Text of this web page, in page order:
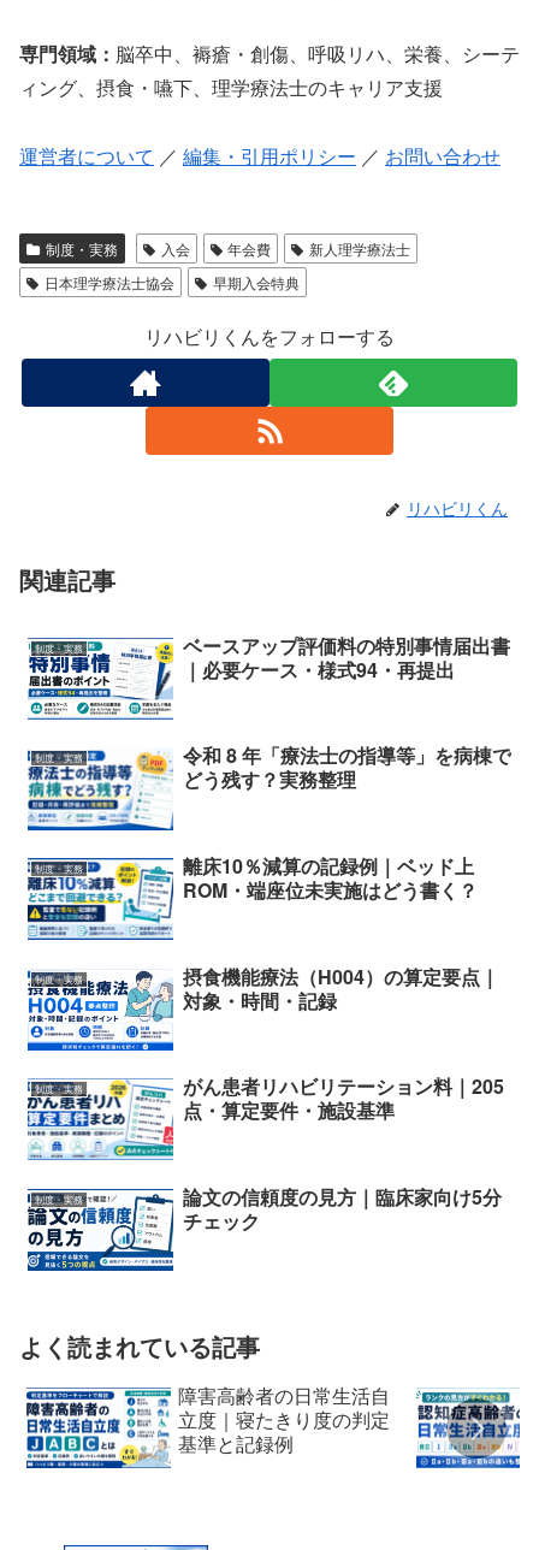
専門領域： 脳卒中、褥瘡・創傷、呼吸リハ、栄養、シーテ
ィング、摂食・嚥下、理学療法士のキャリア支援
運営者について ／ 編集・引用ポリシー ／ お問い合わせ
制度・実務 入会 年会費
新人理学療法士
日本理学療法士協会
早期入会特典
リハビリくんをフォローする
リハビリくん
関連記事
制度・実務
ベースアップ評価料の特別事情届出書
｜必要ケース・様式94・再提出
制度・実務
令和 8 年「療法士の指導等」を病棟で
どう残す？実務整理
制度・実務
離床10％減算の記録例｜ベッド上
ROM・端座位未実施はどう書く？
制度・実務
摂食機能療法（H004）の算定要点｜
対象・時間・記録
制度・実務
がん患者リハビリテーション料｜205
点・算定要件・施設基準
制度・実務
論文の信頼度の見方｜臨床家向け5分
チェック
よく読まれている記事
障害高齢者の日常生活自
立度｜寝たきり度の判定
基準と記録例